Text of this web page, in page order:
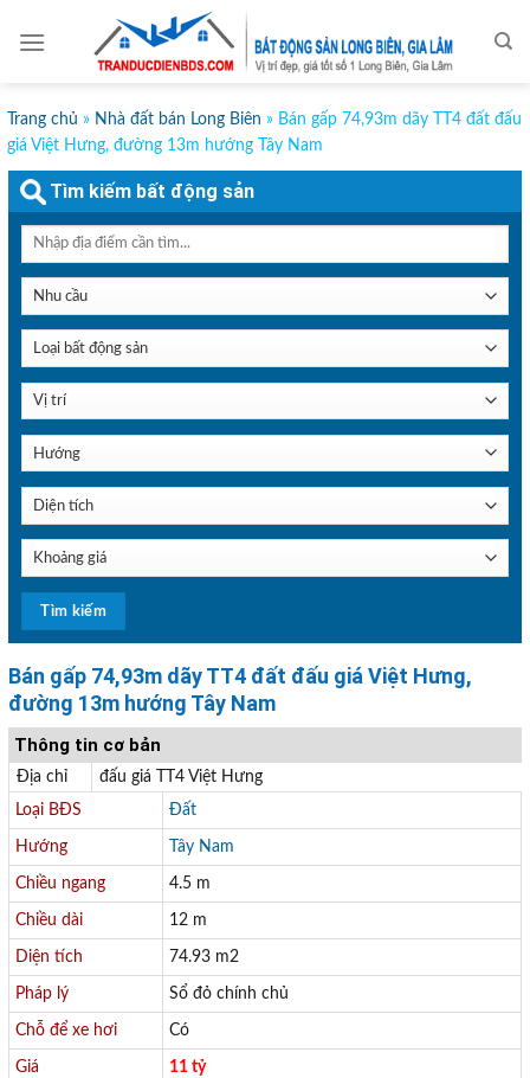
Trang chủ » Nhà đất bán Long Biên » Bán gấp 74,93m dãy TT4 đất đấu
giá Việt Hưng, đường 13m hướng Tây Nam
Bán gấp 74,93m dãy TT4 đất đấu giá Việt Hưng,
đường 13m hướng Tây Nam
Thông tin cơ bản
Địa chỉ
đấu giá TT4 Việt Hưng
Loại BĐS
Đất
Hướng Tây Nam
Chiều ngang 4.5 m
Chiều dài 12 m
Diện tích 74.93 m2
Pháp lý Sổ đỏ chính chủ
Chỗ để xe hơi Có
Giá 11 tỷ
Tìm kiếm bất động sản